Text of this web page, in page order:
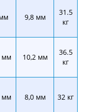
9,8 мм
31.5
кг
мм 10,2 мм
36.5
кг
мм 8,0 мм 32 кг